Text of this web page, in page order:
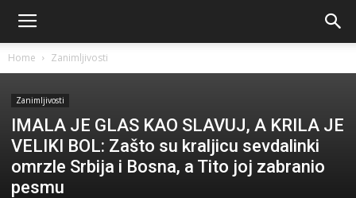
Home Zanimljivosti
Zanimljivosti
IMALA JE GLAS KAO SLAVUJ, A KRILA JE
VELIKI BOL: Zašto su kraljicu sevdalinki
omrzle Srbija i Bosna, a Tito joj zabranio
pesmu